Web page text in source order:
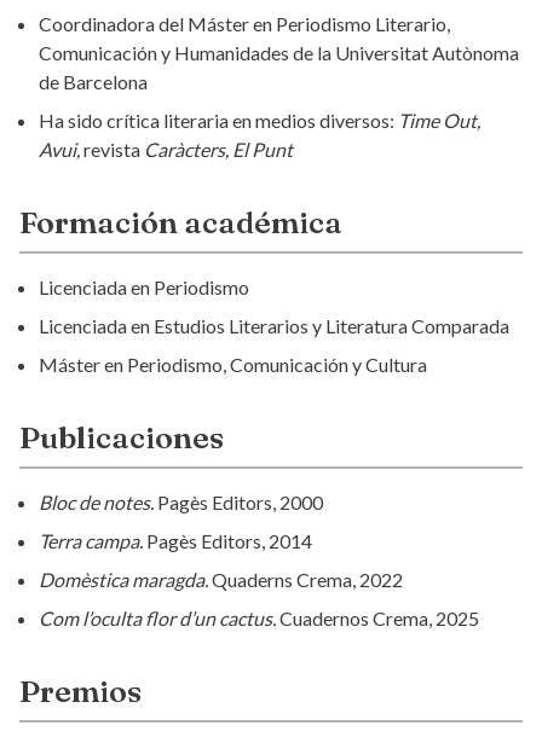
Coordinadora del Máster en Periodismo Literario,
Comunicación y Humanidades de la Universitat Autònoma
de Barcelona
Ha sido crítica literaria en medios diversos: Time Out,
Avui,revista Caràcters, El Punt
Formación académica
Licenciada en Periodismo
Licenciada en Estudios Literarios y Literatura Comparada
Máster en Periodismo, Comunicación y Cultura
Publicaciones
Bloc de notes. Pagès Editors, 2000
Terra campa. Pagès Editors, 2014
Domèstica maragda.Quaderns Crema, 2022
Com l’oculta flor d’un cactus.Cuadernos Crema, 2025
Premios